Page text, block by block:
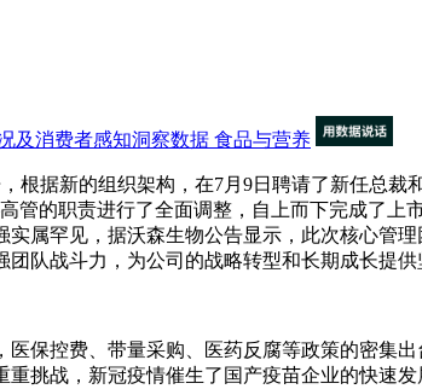
及消费者感知洞察数据 食品与营养
据新的组织架构，在7月9日聘请了新任总裁
管的职责进行了全面调整，自上而下完成了
属罕见，据沃森生物公告显示，此次核心管
队战斗力，为公司的战略转型和长期成长提
控费、带量采购、医药反腐等政策的密集
挑战，新冠疫情催生了国产疫苗企业的快速